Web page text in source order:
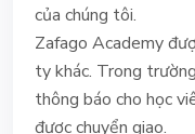
của chúng tôi.
Zafago Academy
ty khác. Trong
thông báo cho học
được chuyển giao.